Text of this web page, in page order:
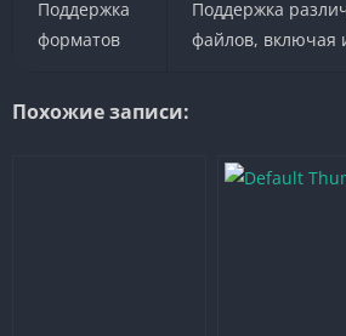
Поддержка
форматов
Поддержка
файлов, включая
Похожие записи: